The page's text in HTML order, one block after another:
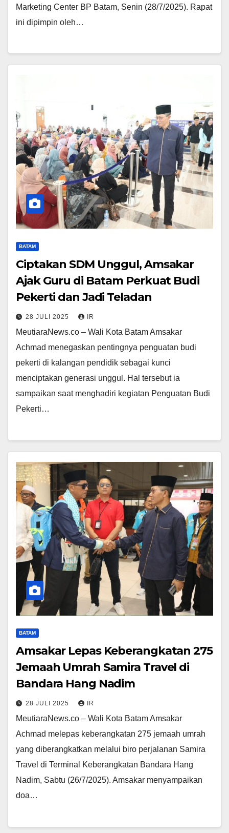
Marketing Center BP Batam, Senin (28/7/2025). Rapat
ini dipimpin oleh…
BATAM
Ciptakan SDM Unggul, Amsakar
Ajak Guru di Batam Perkuat Budi
Pekerti dan Jadi Teladan
28 JULI 2025 IR
MeutiaraNews.co – Wali Kota Batam Amsakar
Achmad menegaskan pentingnya penguatan budi
pekerti di kalangan pendidik sebagai kunci
menciptakan generasi unggul. Hal tersebut ia
sampaikan saat menghadiri kegiatan Penguatan Budi
Pekerti…
BATAM
Amsakar Lepas Keberangkatan 275
Jemaah Umrah Samira Travel di
Bandara Hang Nadim
28 JULI 2025 IR
MeutiaraNews.co – Wali Kota Batam Amsakar
Achmad melepas keberangkatan 275 jemaah umrah
yang diberangkatkan melalui biro perjalanan Samira
Travel di Terminal Keberangkatan Bandara Hang
Nadim, Sabtu (26/7/2025). Amsakar menyampaikan
doa…